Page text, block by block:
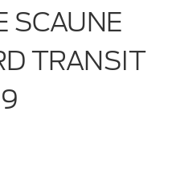
SCAUNE
TRANSIT